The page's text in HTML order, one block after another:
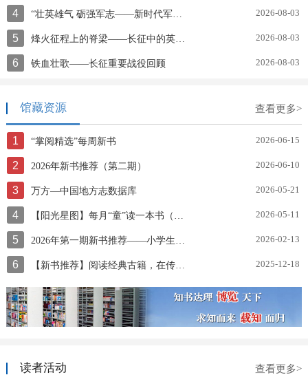
4 2026-08-03
5 2026-08-03
6 铁血壮歌——长征重要战役回顾 2026-08-03
馆藏资源 查看更多>
1 “掌阅精选”每周新书 2026-06-15
2 2026年新书推荐（第二期） 2026-06-10
3 万方—中国地方志数据库 2026-05-21
4 2026-05-11
5 2026-02-13
6 2025-12-18
读者活动 查看更多>